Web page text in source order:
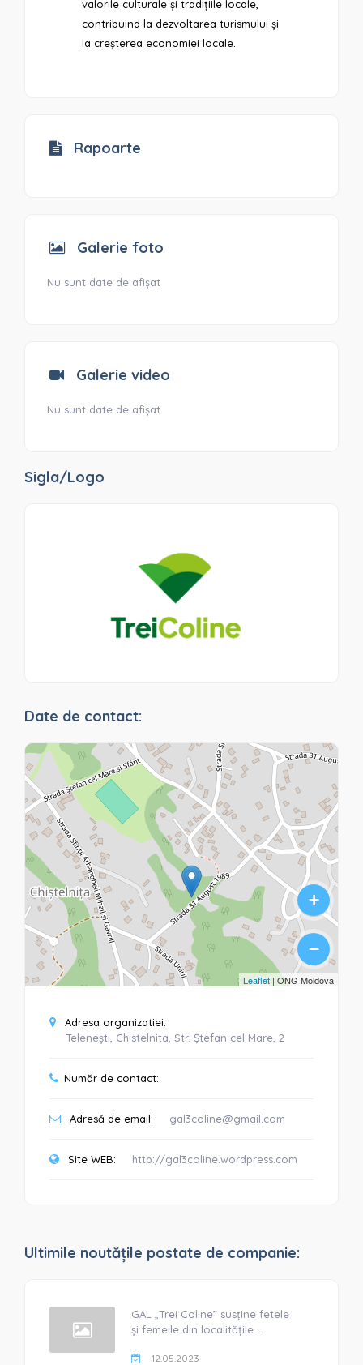
valorile culturale și tradițiile locale,
contribuind la dezvoltarea turismului și
la creșterea economiei locale.
Rapoarte
Galerie foto
Nu sunt date de afișat
Galerie video
Nu sunt date de afișat
Sigla/Logo
Date de contact:
+
−
Leaflet | ONG Moldova
Adresa organizatiei:
Telenești, Chistelnita, Str. Ștefan cel Mare, 2
Număr de contact:
Adresă de email: gal3coline@gmail.com
Site WEB: http://gal3coline.wordpress.com
Ultimile noutățile postate de companie:
GAL „Trei Coline” susține fetele
și femeile din localitățile...
12.05.2023